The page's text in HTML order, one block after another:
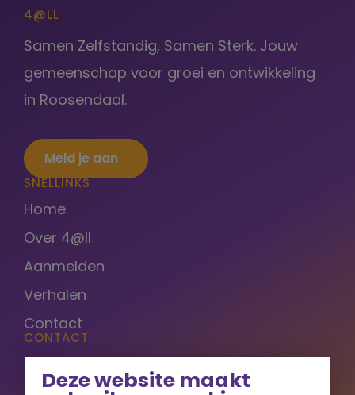
Deze website maakt
4@LL
Samen Zelfstandig, Samen Sterk. Jouw
gemeenschap voor groei en ontwikkeling
in Roosendaal.
Meld je aan
SNELLINKS
Home
Over 4@ll
Aanmelden
Verhalen
Contact
CONTACT